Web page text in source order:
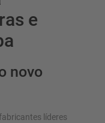
e
novo
líderes